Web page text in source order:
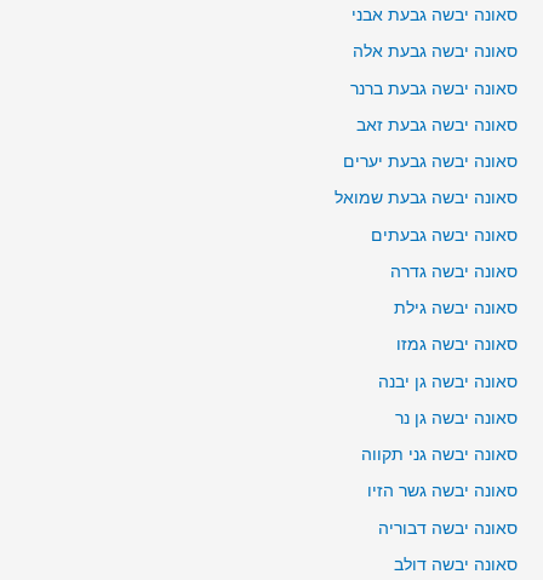
סאונה יבשה גבעת אבני
סאונה יבשה גבעת אלה
סאונה יבשה גבעת ברנר
סאונה יבשה גבעת זאב
סאונה יבשה גבעת יערים
סאונה יבשה גבעת שמואל
סאונה יבשה גבעתים
סאונה יבשה גדרה
סאונה יבשה גילת
סאונה יבשה גמזו
סאונה יבשה גן יבנה
סאונה יבשה גן נר
סאונה יבשה גני תקווה
סאונה יבשה גשר הזיו
סאונה יבשה דבוריה
סאונה יבשה דולב